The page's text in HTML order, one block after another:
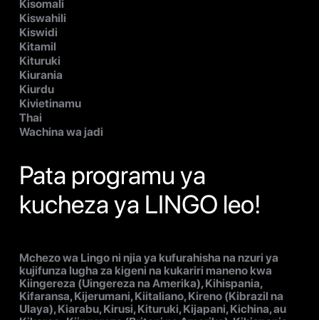
Kisomali
Kiswahili
Kiswidi
Kitamil
Kituruki
Kiurania
Kiurdu
Kivietinamu
Thai
Wachina wa jadi
Pata programu ya
kucheza ya LINGO leo!
Mchezo wa Lingo ni njia ya kufurahisha na nzuri ya
kujifunza lugha za kigeni na kukariri maneno kwa
Kiingereza (Uingereza na Amerika), Kihispania,
Kifaransa, Kijerumani, Kiitaliano, Kireno (Kibrazil na
Ulaya), Kiarabu, Kirusi, Kituruki, Kijapani, Kichina, au